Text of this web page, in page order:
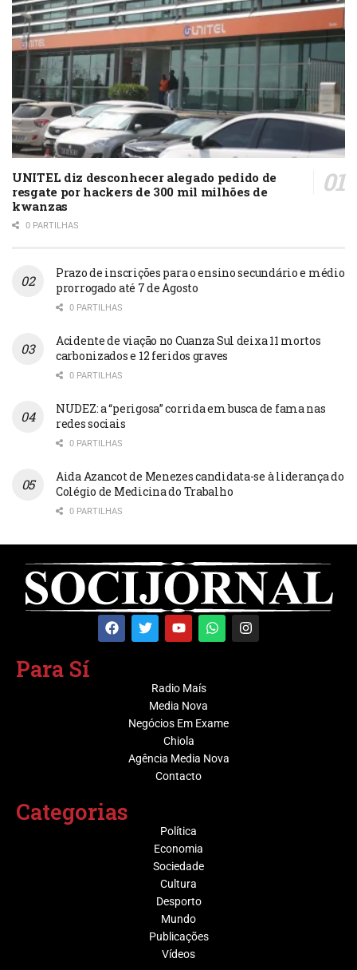
UNITEL diz desconhecer alegado pedido de
resgate por hackers de 300 mil milhões de
kwanzas
0 PARTILHAS
Prazo de inscrições para o ensino secundário e médio
prorrogado até 7 de Agosto
0 PARTILHAS
Acidente de viação no Cuanza Sul deixa 11 mortos
carbonizados e 12 feridos graves
0 PARTILHAS
NUDEZ: a “perigosa” corrida em busca de fama nas
redes sociais
0 PARTILHAS
Aida Azancot de Menezes candidata-se à liderança do
Colégio de Medicina do Trabalho
0 PARTILHAS
Para Sí
Radio Maís
Media Nova
Negócios Em Exame
Chiola
Agência Media Nova
Contacto
Categorias
Política
Economia
Sociedade
Cultura
Desporto
Mundo
Publicações
Vídeos